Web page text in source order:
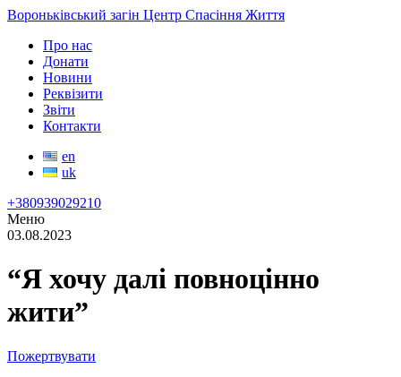
Вороньківський загін Центр Спасіння Життя
Про нас
Донати
Новини
Реквізити
Звіти
Контакти
en
uk
+380939029210
Меню
03.08.2023
“Я хочу далі повноцінно
жити”
Пожертвувати